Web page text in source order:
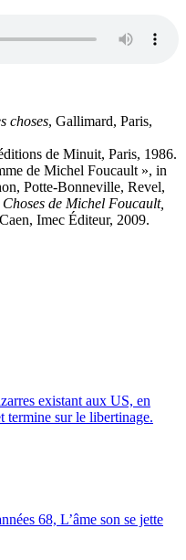
choses, Gallimard, Paris,
de Minuit, Paris, 1986.
de Michel Foucault », in
Potte-Bonneville, Revel,
de Michel Foucault,
Imec Éditeur, 2009.
existant aux US, en
termine sur le libertinage.
68, L’âme son se jette